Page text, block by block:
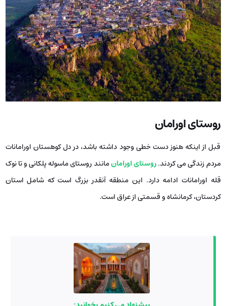
روستای اورامان
قبل از اینکه هنوز دست خطی وجود داشته باشد، در دل کوهستان اورامانات
مردم زندگی می کردند.روستای اورامانمانند روستای ماسوله پلکانی و تا نوک
قله اورامانات ادامه دارد. این منطقه آنقدر بزرگ است که شامل استان
کردستان، کرمانشاه و قسمتی از عراق است.